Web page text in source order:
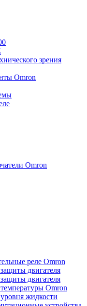
зрения
Omron
Omron
реле Omron
двигателя
двигателя
Omron
жидкости